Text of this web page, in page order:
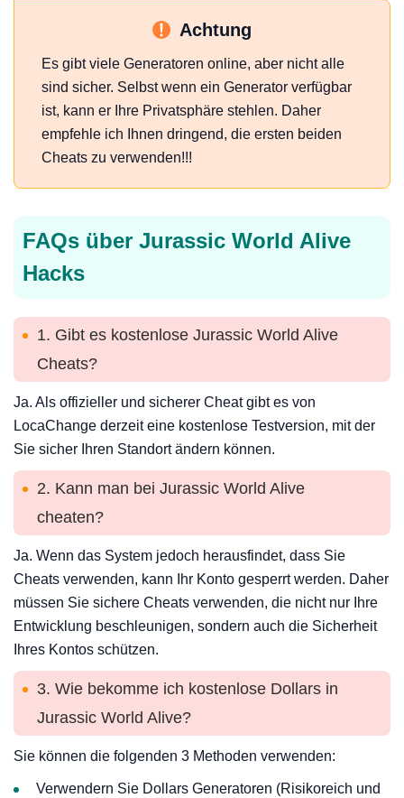
Achtung
Es gibt viele Generatoren online, aber nicht alle
sind sicher. Selbst wenn ein Generator verfügbar
ist, kann er Ihre Privatsphäre stehlen. Daher
empfehle ich Ihnen dringend, die ersten beiden
Cheats zu verwenden!!!
FAQs über Jurassic World Alive
Hacks
1. Gibt es kostenlose Jurassic World Alive
Cheats?
Ja. Als offizieller und sicherer Cheat gibt es von
LocaChange derzeit eine kostenlose Testversion, mit der
Sie sicher Ihren Standort ändern können.
2. Kann man bei Jurassic World Alive
cheaten?
Ja. Wenn das System jedoch herausfindet, dass Sie
Cheats verwenden, kann Ihr Konto gesperrt werden. Daher
müssen Sie sichere Cheats verwenden, die nicht nur Ihre
Entwicklung beschleunigen, sondern auch die Sicherheit
Ihres Kontos schützen.
3. Wie bekomme ich kostenlose Dollars in
Jurassic World Alive?
Sie können die folgenden 3 Methoden verwenden:
Verwendern Sie Dollars Generatoren (Risikoreich und